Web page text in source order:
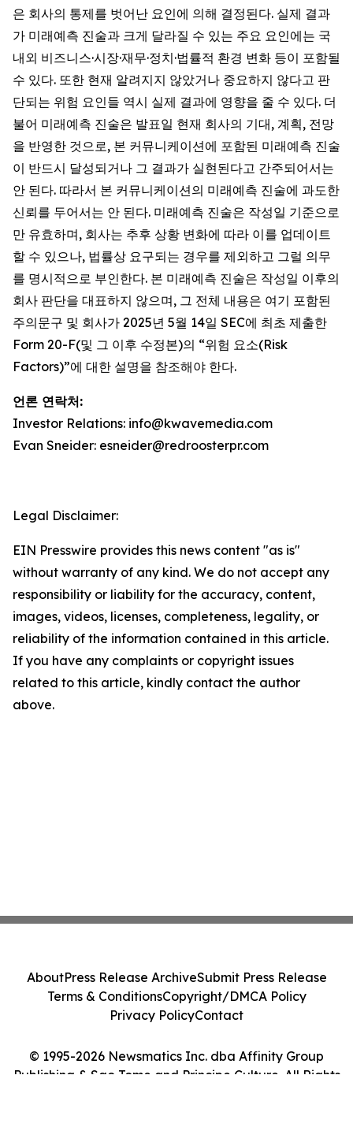
은 회사의 통제를 벗어난 요인에 의해 결정된다. 실제 결과
가 미래예측 진술과 크게 달라질 수 있는 주요 요인에는 국
내외 비즈니스·시장·재무·정치·법률적 환경 변화 등이 포함될
수 있다. 또한 현재 알려지지 않았거나 중요하지 않다고 판
단되는 위험 요인들 역시 실제 결과에 영향을 줄 수 있다. 더
불어 미래예측 진술은 발표일 현재 회사의 기대, 계획, 전망
을 반영한 것으로, 본 커뮤니케이션에 포함된 미래예측 진술
이 반드시 달성되거나 그 결과가 실현된다고 간주되어서는
안 된다. 따라서 본 커뮤니케이션의 미래예측 진술에 과도한
신뢰를 두어서는 안 된다. 미래예측 진술은 작성일 기준으로
만 유효하며, 회사는 추후 상황 변화에 따라 이를 업데이트
할 수 있으나, 법률상 요구되는 경우를 제외하고 그럴 의무
를 명시적으로 부인한다. 본 미래예측 진술은 작성일 이후의
회사 판단을 대표하지 않으며, 그 전체 내용은 여기 포함된
주의문구 및 회사가 2025년 5월 14일 SEC에 최초 제출한
Form 20-F(및 그 이후 수정본)의 “위험 요소(Risk
Factors)”에 대한 설명을 참조해야 한다.
언론 연락처:
Investor Relations: info@kwavemedia.com
Evan Sneider: esneider@redroosterpr.com
Legal Disclaimer:
EIN Presswire provides this news content "as is"
without warranty of any kind. We do not accept any
responsibility or liability for the accuracy, content,
images, videos, licenses, completeness, legality, or
reliability of the information contained in this article.
If you have any complaints or copyright issues
related to this article, kindly contact the author
above.
© 1995-2026 Newsmatics Inc. dba Affinity Group
Publishing & Sao Tome and Principe Culture. All Rights
AboutPress Release ArchiveSubmit Press Release
Terms & ConditionsCopyright/DMCA Policy
Privacy PolicyContact